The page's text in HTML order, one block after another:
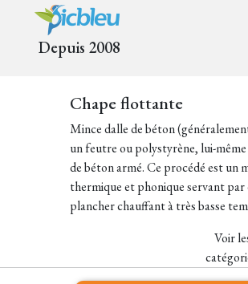
Depuis 2008
Chape flottante
Mince dalle de béton
un feutre ou polystyrène, lui-
de béton armé. Ce procédé est un
thermique et phonique servant par
plancher chauffant à très basse
Voir